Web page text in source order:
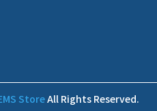
StoreAll Rights Reserved.